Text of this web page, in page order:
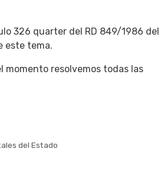
326 quarter del RD 849/1986 del
este tema.
momento resolvemos todas las
del Estado